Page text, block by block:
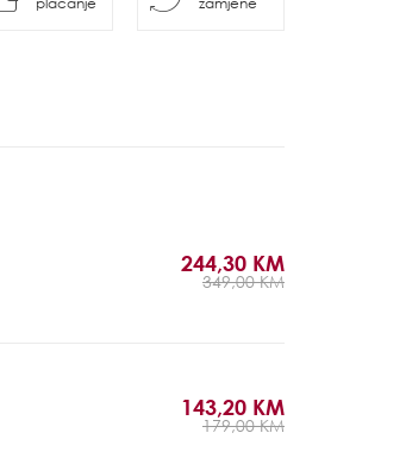
244,30 KM
349,00 KM
143,20 KM
179,00 KM